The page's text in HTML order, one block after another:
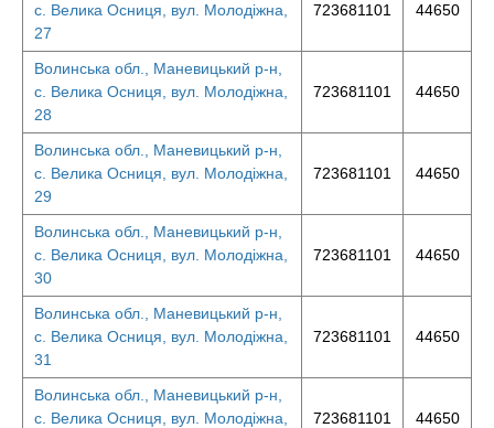
с. Велика Осниця, вул. Молодіжна,
27
723681101 44650
Волинська обл., Маневицький р-н,
с. Велика Осниця, вул. Молодіжна,
28
723681101 44650
Волинська обл., Маневицький р-н,
с. Велика Осниця, вул. Молодіжна,
29
723681101 44650
Волинська обл., Маневицький р-н,
с. Велика Осниця, вул. Молодіжна,
30
723681101 44650
Волинська обл., Маневицький р-н,
с. Велика Осниця, вул. Молодіжна,
31
723681101 44650
Волинська обл., Маневицький р-н,
с. Велика Осниця, вул. Молодіжна,
723681101 44650